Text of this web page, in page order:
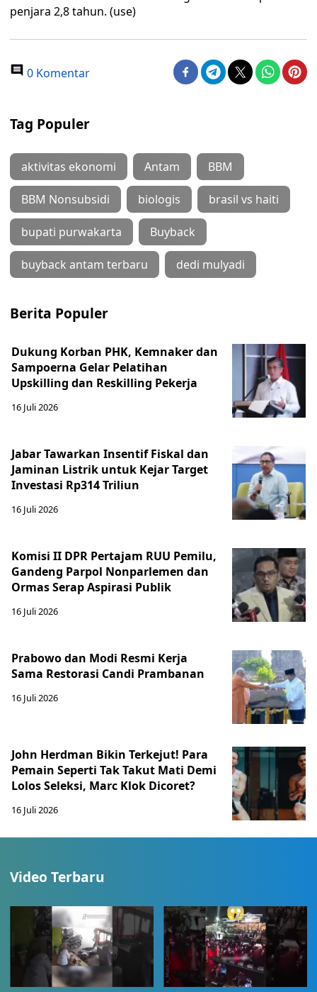
penjara 2,8 tahun. (use)
0 Komentar
Tag Populer
aktivitas ekonomi Antam BBM
BBM Nonsubsidi biologis brasil vs haiti
bupati purwakarta Buyback
buyback antam terbaru dedi mulyadi
Berita Populer
Dukung Korban PHK, Kemnaker dan
Sampoerna Gelar Pelatihan
Upskilling dan Reskilling Pekerja
16 Juli 2026
Jabar Tawarkan Insentif Fiskal dan
Jaminan Listrik untuk Kejar Target
Investasi Rp314 Triliun
16 Juli 2026
Komisi II DPR Pertajam RUU Pemilu,
Gandeng Parpol Nonparlemen dan
Ormas Serap Aspirasi Publik
16 Juli 2026
Prabowo dan Modi Resmi Kerja
Sama Restorasi Candi Prambanan
16 Juli 2026
John Herdman Bikin Terkejut! Para
Pemain Seperti Tak Takut Mati Demi
Lolos Seleksi, Marc Klok Dicoret?
16 Juli 2026
Video Terbaru